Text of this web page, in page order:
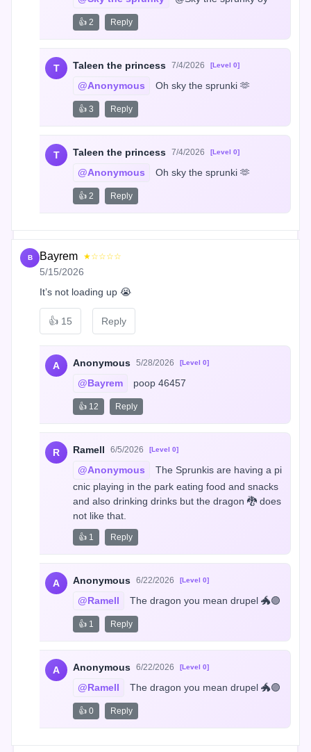
👍 2 Reply
T Taleen the princess 7/4/2026 [Level 0]
@Anonymous Oh sky the sprunki 🫶
👍 3 Reply
T Taleen the princess 7/4/2026 [Level 0]
@Anonymous Oh sky the sprunki 🫶
👍 2 Reply
B Bayrem ★☆☆☆☆
5/15/2026
It’s not loading up 😭
👍 15 Reply
A Anonymous 5/28/2026 [Level 0]
@Bayrem poop 46457
👍 12 Reply
R Ramell 6/5/2026 [Level 0]
@Anonymous
The Sprunkis are having a pi
cnic playing in the park eating food and snacks
and also drinking drinks but the dragon 🐉 does
not like that.
👍 1 Reply
A Anonymous 6/22/2026 [Level 0]
@Ramell The dragon you mean drupel 🐲🟣
👍 1 Reply
A Anonymous 6/22/2026 [Level 0]
@Ramell The dragon you mean drupel 🐲🟣
👍 0 Reply